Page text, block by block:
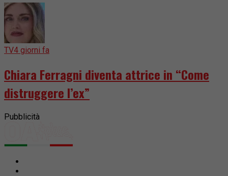
TV4 giorni fa
Chiara Ferragni diventa attrice in “Come
distruggere l’ex”
Pubblicità